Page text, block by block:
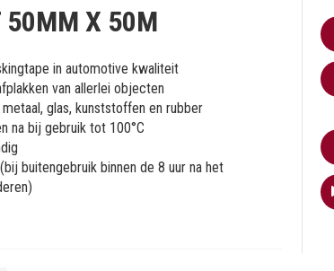
50MM X 50M
in automotive kwaliteit
van allerlei objecten
glas, kunststoffen en rubber
na bij gebruik tot 100°C
buitengebruik binnen de 8 uur na het